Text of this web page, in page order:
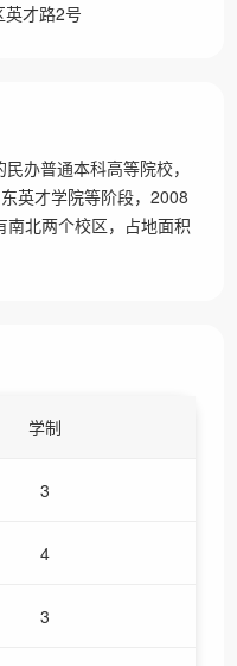
英才路2号
办普通本科高等院校，
英才学院等阶段，2008
北两个校区，占地面积
学制
3
4
3